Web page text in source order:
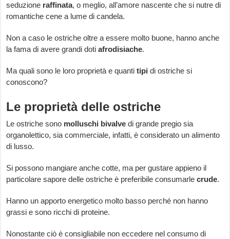
seduzione raffinata, o meglio, all’amore nascente che si nutre di
romantiche cene a lume di candela.
Non a caso le ostriche oltre a essere molto buone, hanno anche
la fama di avere grandi dotiafrodisiache.
Ma quali sono le loro proprietà e quantitipi di ostriche si
conoscono?
Le proprietà delle ostriche
Le ostriche sono molluschi bivalve di grande pregio sia
organolettico, sia commerciale, infatti, è considerato un alimento
di lusso.
Si possono mangiare anche cotte, ma per gustare appieno il
particolare sapore delle ostriche è preferibile consumarle crude.
Hanno un apporto energetico molto basso perché non hanno
grassi e sono ricchi di proteine.
Nonostante ciò è consigliabile non eccedere nel consumo di